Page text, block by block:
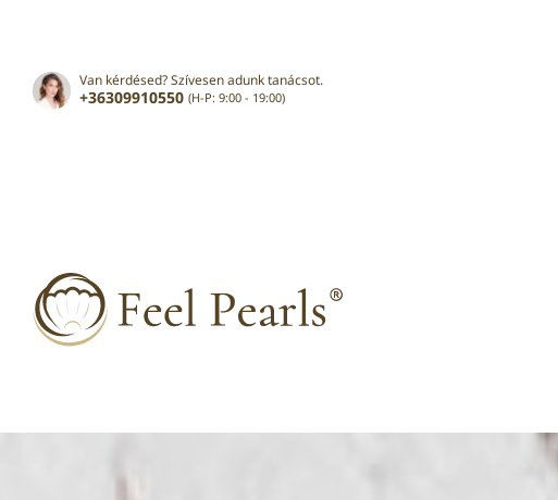
Van kérdésed? Szívesen adunk tanácsot.
+36309910550 (H-P: 9:00 - 19:00)